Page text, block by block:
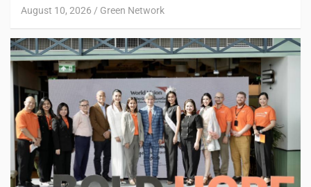
August 10, 2026 Green Network